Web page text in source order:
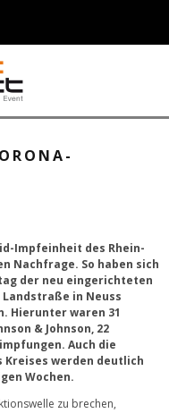
die hohe Nachfrage bei
zu vermeiden. (Foto:
Impfeinheit des Rhein-
Nachfrage. So haben sich
der neu eingerichteten
in Neuss
Hierunter waren 31
& Johnson, 22
Auch die
werden deutlich
Wochen.
zu brechen,